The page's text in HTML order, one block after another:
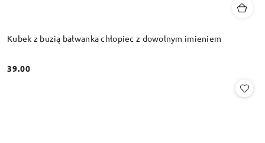
Kubek z buzią bałwanka chłopiec z dowolnym imieniem
Cena:
39.00